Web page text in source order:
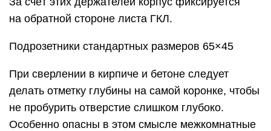
на обратной стороне листа ГКЛ.
Подрозетники стандартных размеров 65×45
При сверлении в кирпиче и бетоне следует
делать отметку глубины на самой коронке, чтобы
не пробурить отверстие слишком глубоко.
Особенно опасны в этом смысле межкомнатные